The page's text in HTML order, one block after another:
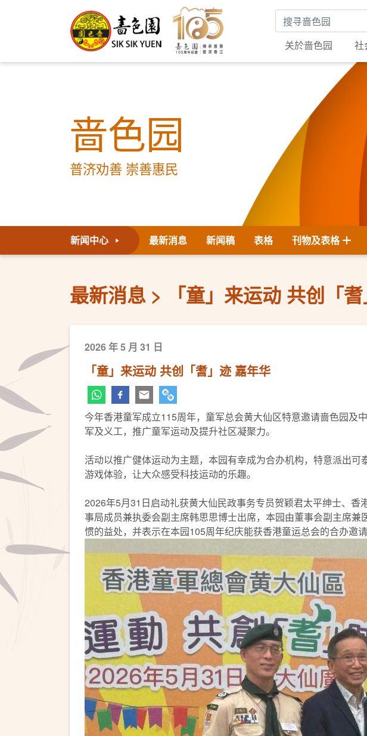
搜寻关键字
关於啬色园
社
啬色园
普济劝善 崇善惠民
新闻中心 最新消息 新闻稿 表格 刊物及表格
最新消息 「童」来运动 共创「
2026 年 5 月 31 日
「童」来运动 共创「耆」迹 嘉年华
今年香港童军成立115周年，童军总会黄大仙区特意邀请啬色园及
军及义工，推广童军运动及提升社区凝聚力。
活动以推广健体运动为主题，本园有幸成为合办机构，特意派出
游戏体验，让大众感受科技运动的乐趣。
2026年5月31日启动礼获黄大仙民政事务专员贺颖君太平绅士、
事局成员兼执委会副主席韩思思博士出席，本园由董事会副主席
惯的益处，并表示在本园105周年纪庆能获香港童运总会的合办邀请